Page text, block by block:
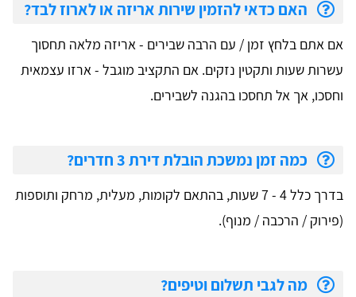
האם כדאי להזמין שירות אריזה או לארוז לבד?
אם אתם בלחץ זמן / עם הרבה שבירים - אריזה מלאה תחסוך
עשרות שעות ותקטין נזקים. אם התקציב מוגבל - ארזו עצמאית
וחסכו, אך אל תחסכו בהגנה לשבירים.
כמה זמן נמשכת הובלת דירת 3 חדרים?
בדרך כלל 4 - 7 שעות, בהתאם לקומות, מעלית, מרחק ותוספות
(פירוק / הרכבה / מנוף).
מה לגבי תשלום וטיפים?